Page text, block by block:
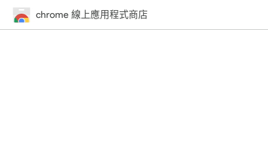
chrome 線上應用程式商店